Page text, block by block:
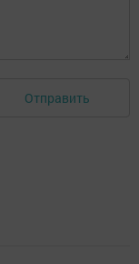
Отправить